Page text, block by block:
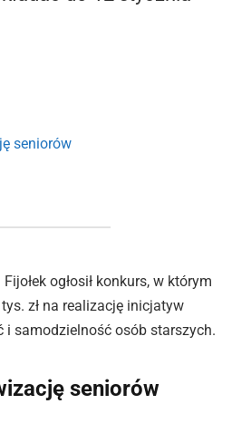
seniorów
ogłosił konkurs, w którym
zł na realizację inicjatyw
samodzielność osób starszych.
seniorów